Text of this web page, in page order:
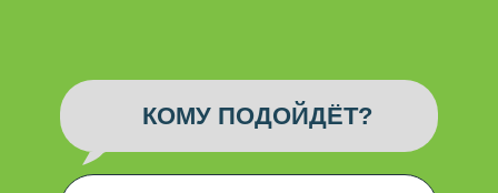
КОМУ ПОДОЙДЁТ?